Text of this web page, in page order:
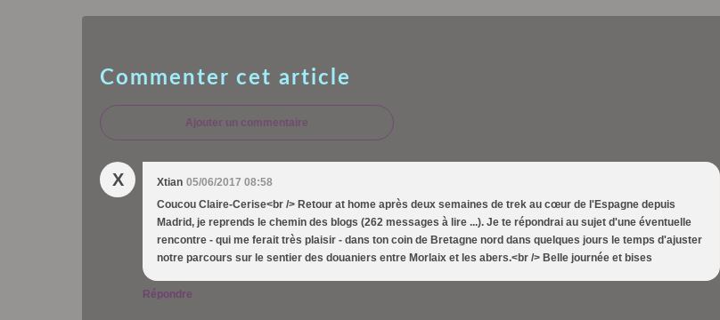
Commenter cet article
Ajouter un commentaire
X Xtian 05/06/2017 08:58
Coucou Claire-Cerise<br /> Retour at home après deux semaines de trek au cœur de l'Espagne depuis
Madrid, je reprends le chemin des blogs (262 messages à lire ...). Je te répondrai au sujet d'une éventuelle
rencontre - qui me ferait très plaisir - dans ton coin de Bretagne nord dans quelques jours le temps d'ajuster
notre parcours sur le sentier des douaniers entre Morlaix et les abers.<br /> Belle journée et bises
Répondre